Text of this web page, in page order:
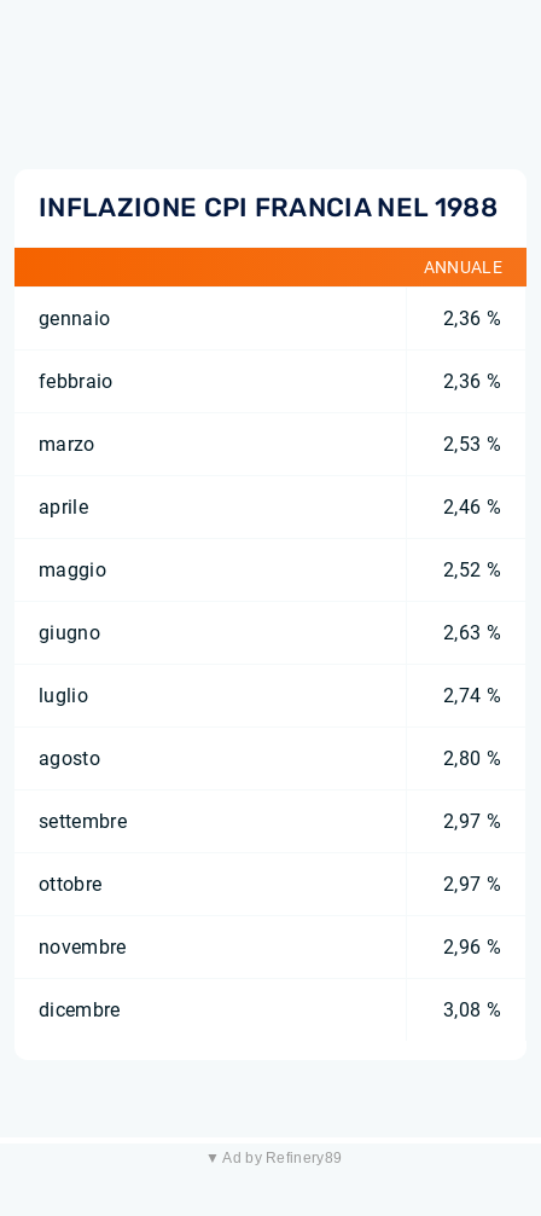
INFLAZIONE CPI FRANCIA NEL 1988
ANNUALE
gennaio 2,36 %
febbraio 2,36 %
marzo 2,53 %
aprile 2,46 %
maggio 2,52 %
giugno 2,63 %
luglio 2,74 %
agosto 2,80 %
settembre 2,97 %
ottobre 2,97 %
novembre 2,96 %
dicembre 3,08 %
▼ Ad by Refinery89